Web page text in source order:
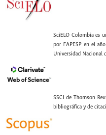
SciELO Colombia es
por FAPESP en el
Universidad Nacional
SSCI de Thomson
bibliográfica y de